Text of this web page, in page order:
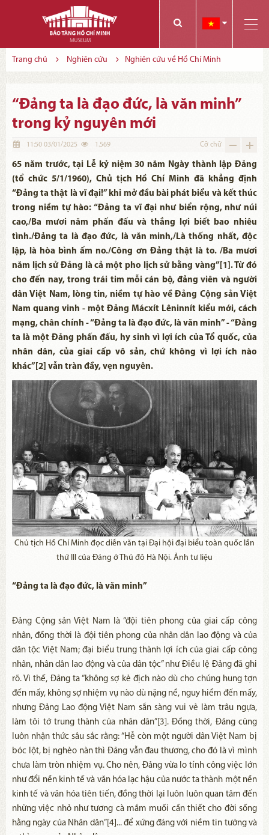
Trang chủ Nghiên cứu Nghiên cứu về Hồ Chí Minh
“Đảng ta là đạo đức, là văn minh”
trong kỷ nguyên mới
11:50 03/01/2025 1.569 Cỡ chữ
65 năm trước, tại Lễ kỷ niệm 30 năm Ngày thành lập Đảng
(tổ chức 5/1/1960), Chủ tịch Hồ Chí Minh đã khẳng định
“Đảng ta thật là vĩ đại!” khi mở đầu bài phát biểu và kết thúc
trong niềm tự hào: “Đảng ta vĩ đại như biển rộng, như núi
cao,/Ba mươi năm phấn đấu và thắng lợi biết bao nhiêu
tình./Đảng ta là đạo đức, là văn minh,/Là thống nhất, độc
lập, là hòa bình ấm no./Công ơn Đảng thật là to. /Ba mươi
năm lịch sử Đảng là cả một pho lịch sử bằng vàng”[1]. Từ đó
cho đến nay, trong trái tim mỗi cán bộ, đảng viên và người
dân Việt Nam, lòng tin, niềm tự hào về Đảng Cộng sản Việt
Nam quang vinh - một Đảng Mácxít Lêninnít kiểu mới, cách
mạng, chân chính - “Đảng ta là đạo đức, là văn minh” - “Đảng
ta là một Đảng phấn đấu, hy sinh vì lợi ích của Tổ quốc, của
nhân dân, của giai cấp vô sản, chứ không vì lợi ích nào
khác”[2] vẫn tràn đầy, vẹn nguyên.
Chủ tịch Hồ Chí Minh đọc diễn văn tại Đại hội đại biểu toàn quốc lần
thứ III của Đảng ở Thủ đô Hà Nội. Ảnh tư liệu
“Đảng ta là đạo đức, là văn minh”
Đảng Cộng sản Việt Nam là “đội tiên phong của giai cấp công
nhân, đồng thời là đội tiên phong của nhân dân lao động và của
dân tộc Việt Nam; đại biểu trung thành lợi ích của giai cấp công
nhân, nhân dân lao động và của dân tộc” như Điều lệ Đảng đã ghi
rõ. Vì thế, Đảng ta “không sợ kẻ địch nào dù cho chúng hung tợn
đến mấy, không sợ nhiệm vụ nào dù nặng nề, nguy hiểm đến mấy,
nhưng Đảng Lao động Việt Nam sẵn sàng vui vẻ làm trâu ngựa,
làm tôi tớ trung thành của nhân dân”[3]. Đồng thời, Đảng cũng
luôn nhận thức sâu sắc rằng: “Hễ còn một người dân Việt Nam bị
bóc lột, bị nghèo nàn thì Đảng vẫn đau thương, cho đó là vì mình
chưa làm tròn nhiệm vụ. Cho nên, Đảng vừa lo tính công việc lớn
như đổi nền kinh tế và văn hóa lạc hậu của nước ta thành một nền
kinh tế và văn hóa tiên tiến, đồng thời lại luôn luôn quan tâm đến
những việc nhỏ như tương cà mắm muối cần thiết cho đời sống
hằng ngày của Nhân dân”[4]... để xứng đáng với niềm tin tưởng và